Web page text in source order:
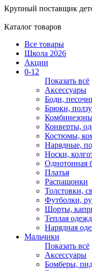
Крупный поставщик
Каталог товаров
Все товары
Школа 2026
Акции
0-12
Показать всё
Аксессуары
Боди,
Брюки,
Конверты,
Костюмы,
Нарядные,
Носки,
Однотонная
Платья
Распашонки
Толстовки,
Футболки,
Шорты,
Теплая
Нарядная
Мальчики
Показать всё
Аксессуары
Бомберы,